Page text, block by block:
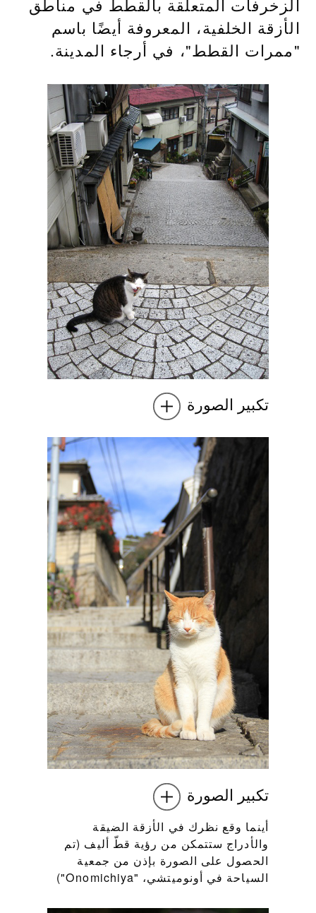
الأزقة الخلفية، المعروفة أيضًا باسم
"ممرات القطط"، في أرجاء المدينة.
تكبير الصورة
تكبير الصورة
أينما وقع نظرك في الأزقة الضيقة
والأدراج ستتمكن من رؤية قطّ أليف (تم
الحصول على الصورة بإذن من جمعية
السياحة في أونوميتشي، "Onomichiya")